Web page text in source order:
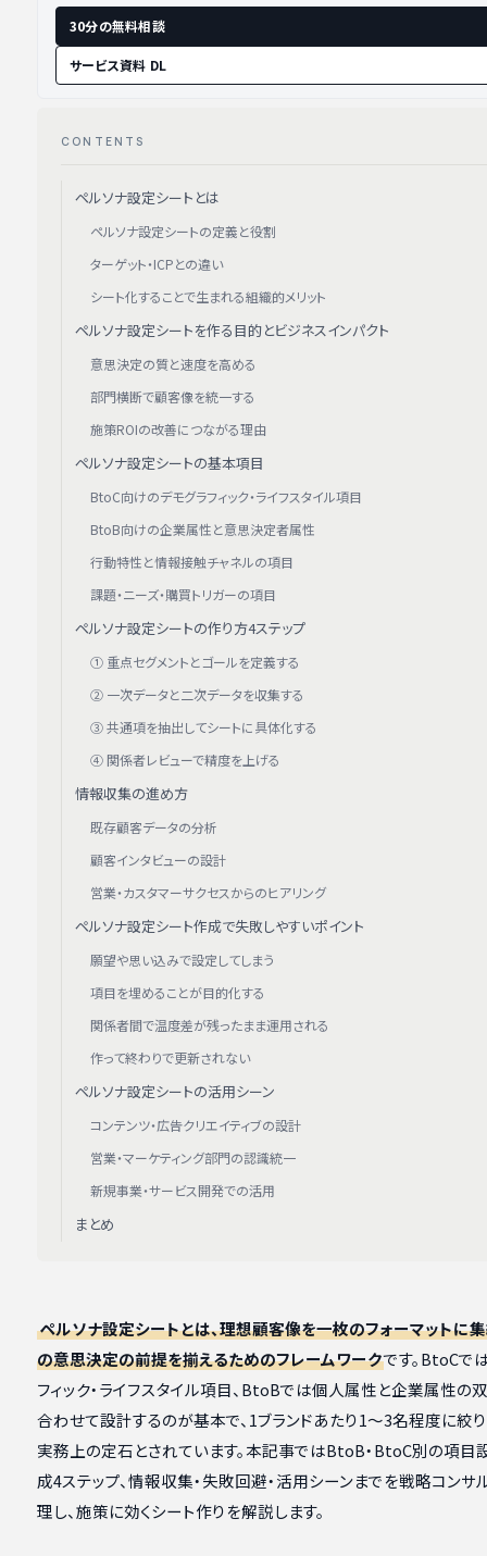
ペルソナ設定シートとは、理想顧客像を一枚のフォーマットに集
の意思決定の前提を揃えるためのフレームワークです。BtoCで
フィック・ライフスタイル項目、BtoBでは個人属性と企業属性の
合わせて設計するのが基本で、1ブランドあたり1〜3名程度に絞
実務上の定石とされています。本記事ではBtoB・BtoC別の項目
成4ステップ、情報収集・失敗回避・活用シーンまでを戦略コンサ
理し、施策に効くシート作りを解説します。
30分の無料相談
サービス資料 DL
CONTENTS
ペルソナ設定シートとは
ペルソナ設定シートの定義と役割
ターゲット・ICPとの違い
シート化することで生まれる組織的メリット
ペルソナ設定シートを作る目的とビジネスインパクト
意思決定の質と速度を高める
部門横断で顧客像を統一する
施策ROIの改善につながる理由
ペルソナ設定シートの基本項目
BtoC向けのデモグラフィック・ライフスタイル項目
BtoB向けの企業属性と意思決定者属性
行動特性と情報接触チャネルの項目
課題・ニーズ・購買トリガーの項目
ペルソナ設定シートの作り方4ステップ
① 重点セグメントとゴールを定義する
② 一次データと二次データを収集する
③ 共通項を抽出してシートに具体化する
④ 関係者レビューで精度を上げる
情報収集の進め方
既存顧客データの分析
顧客インタビューの設計
営業・カスタマーサクセスからのヒアリング
ペルソナ設定シート作成で失敗しやすいポイント
願望や思い込みで設定してしまう
項目を埋めることが目的化する
関係者間で温度差が残ったまま運用される
作って終わりで更新されない
ペルソナ設定シートの活用シーン
コンテンツ・広告クリエイティブの設計
営業・マーケティング部門の認識統一
新規事業・サービス開発での活用
まとめ